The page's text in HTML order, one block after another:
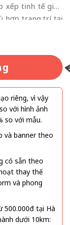
xếp tinh tế giúp
hợp trang trí tại
vẹn và đáng
riêng, vì vậy
với hình ảnh
so với mẫu.
và banner theo
có sẵn theo
thay thế
và phong
500.000đ tại Hà
dưới 10km: